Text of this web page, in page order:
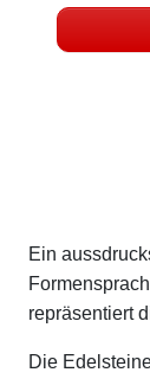
Ein
repräsentiert
Die